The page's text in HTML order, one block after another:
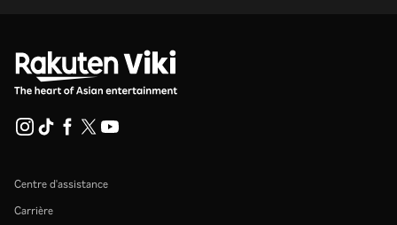
Centre d'assistance
Carrière